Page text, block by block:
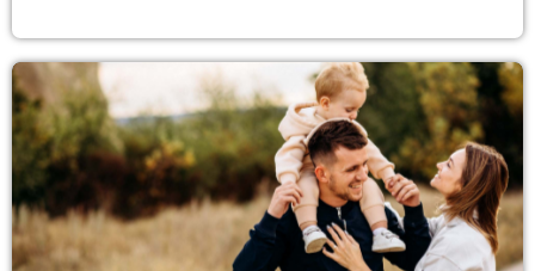
julio 2021
junio 2021
mayo 2021
abril 2021